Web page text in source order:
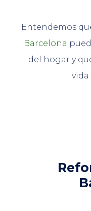
Entendemos
Barcelona
del hogar y
vida